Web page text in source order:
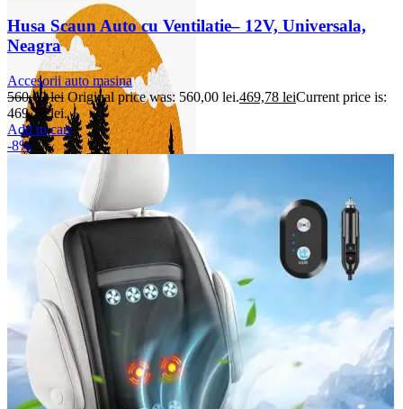
Husa Scaun Auto cu Ventilatie– 12V, Universala,
Neagra
Accesorii auto masina
560,00lei Original price was: 560,00 lei.469,78 leiCurrent price is:
469,78 lei.
Add to cart
-8%